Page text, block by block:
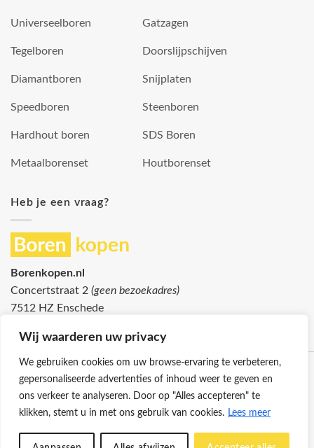
Wij waarderen uw privacy
We gebruiken cookies om uw browse-ervaring te verbeteren,
gepersonaliseerde advertenties of inhoud weer te geven en
ons verkeer te analyseren. Door op "Alles accepteren" te
klikken, stemt u in met ons gebruik van cookies. Lees meer
Universeelboren
Tegelboren
Diamantboren
Speedboren
Hardhout boren
Metaalborenset
Gatzagen
Doorslijpschijven
Snijplaten
Steenboren
SDS Boren
Houtborenset
Heb je een vraag?
Borenkopen.nl
Concertstraat 2 (geen bezoekadres)
7512 HZ Enschede